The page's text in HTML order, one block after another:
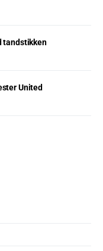
tandstikken
United